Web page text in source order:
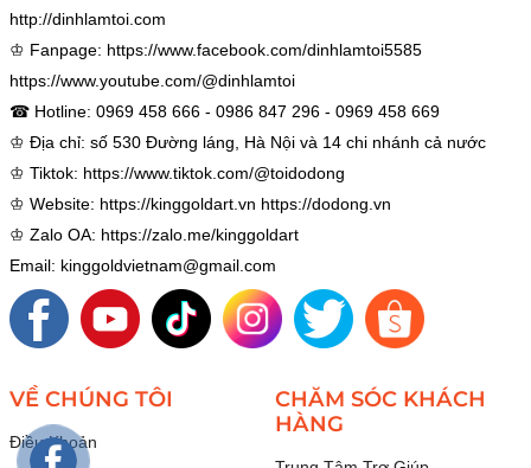
http://dinhlamtoi.com
♔ Fanpage: https://www.facebook.com/dinhlamtoi5585
https://www.youtube.com/@dinhlamtoi
☎ Hotline: 0969 458 666 - 0986 847 296 - 0969 458 669
♔ Địa chỉ: số 530 Đường láng, Hà Nội và 14 chi nhánh cả nước
♔ Tiktok: https://www.tiktok.com/@toidodong
♔ Website: https://kinggoldart.vn https://dodong.vn
♔ Zalo OA: https://zalo.me/kinggoldart
Email: kinggoldvietnam@gmail.com
VỀ CHÚNG TÔI
Điều Khoản
CHĂM SÓC KHÁCH
HÀNG